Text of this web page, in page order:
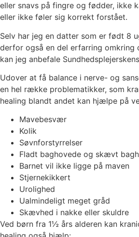
eller snavs på fingre og fødder, ikke
eller ikke føler sig korrekt forstået.
Selv har jeg en datter som er født 8
derfor også en del erfarring omkring
kan jeg anbefale Sundhedsplejerskens
Udover at få balance i nerve- og
en hel række problematikker, som
healing blandt andet kan hjælpe på
Mavebesvær
Kolik
Søvnforstyrrelser
Fladt baghovede og skævt
Barnet vil ikke ligge på maven
Stjernekikkert
Urolighed
Ualmindeligt meget gråd
Skævhed i nakke eller skuldre
Ved børn fra 1½ års alderen kan